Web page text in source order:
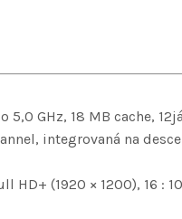
5,0 GHz, 18 MB cache,
integrovaná na desce
(1920 × 1200), 16 :